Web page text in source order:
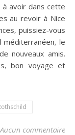
à avoir dans cette
au revoir à Nice
puissiez-vous
méditerranéen, le
nouveaux amis.
bon voyage et
Aucun commentaire